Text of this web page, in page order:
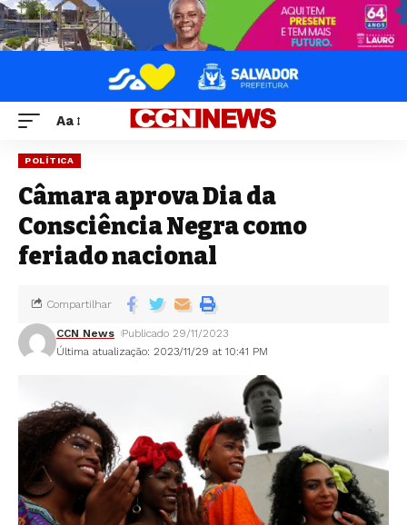
Aa
POLÍTICA
Câmara aprova Dia da
Consciência Negra como
feriado nacional
Última atualização: 2023/11/29 at 10:41 PM
CCN News Publicado 29/11/2023
Compartilhar